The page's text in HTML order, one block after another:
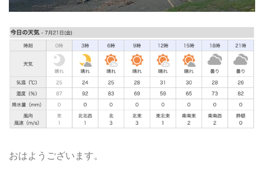
おはようございます。